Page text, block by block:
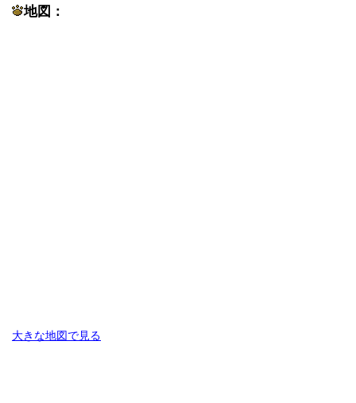
地図：
大きな地図で見る